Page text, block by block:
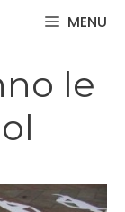
MENU
le